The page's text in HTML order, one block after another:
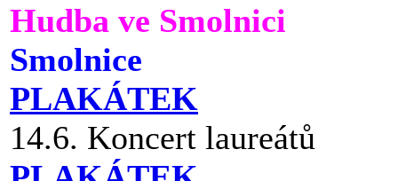
Hudba ve Smolnici
Smolnice
PLAKÁTEK
14.6. Koncert laureátů